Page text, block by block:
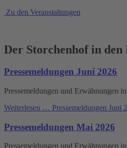
Zu den Veranstaltungen
Der Storchenhof in den
Pressemeldungen Juni 2026
Pressemeldungen und Erwähnungen
Weiterlesen … Pressemeldungen Juni
Pressemeldungen Mai 2026
Pressemeldungen und Erwähnungen